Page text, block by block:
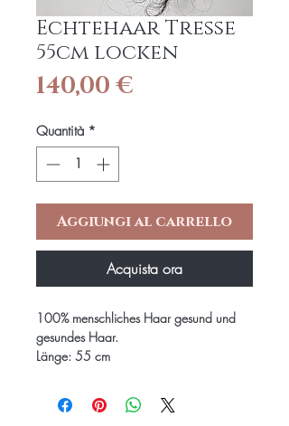
Echtehaar Tresse
55cm locken
140,00 €Prezzo
Quantità *
Aggiungi al carrello
Acquista ora
100% menschliches Haar gesund und
gesundes Haar.
Länge: 55 cm
Haarstruktur: locken
Je Bündel Wight 100 Gramm